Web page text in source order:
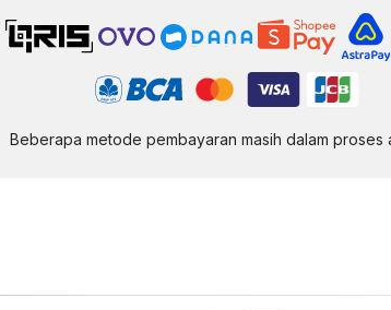
Beberapa metode pembayaran masih dalam proses